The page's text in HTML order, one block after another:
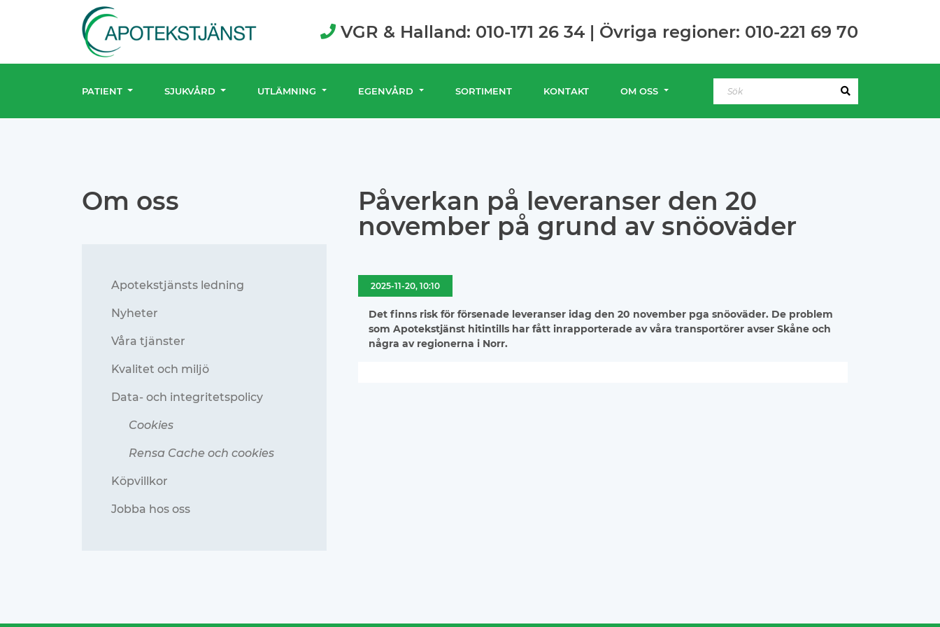
VGR & Halland: 010-171 26 34 | Övriga regioner: 010-221 69 70
PATIENT SJUKVÅRD UTLÄMNING EGENVÅRD SORTIMENT KONTAKT OM OSS
Om oss
Apotekstjänsts ledning
Nyheter
Våra tjänster
Kvalitet och miljö
Data- och integritetspolicy
Cookies
Rensa Cache och cookies
Köpvillkor
Jobba hos oss
Påverkan på leveranser den 20
november på grund av snöoväder
2025-11-20, 10:10
Det finns risk för försenade leveranser idag den 20 november pga snöoväder. De problem
som Apotekstjänst hitintills har fått inrapporterade av våra transportörer avser Skåne och
några av regionerna i Norr.